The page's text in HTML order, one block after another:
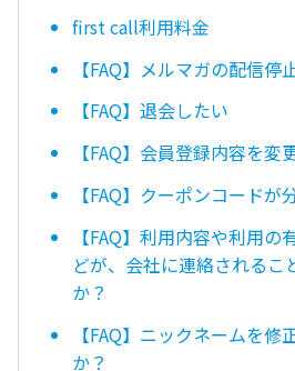
first call利用料金
【FAQ】メルマガの配信停
【FAQ】退会したい
【FAQ】会員登録内容を変
【FAQ】クーポンコードが
【FAQ】利用内容や利用
どが、会社に連絡されるこ
か？
【FAQ】ニックネームを
か？